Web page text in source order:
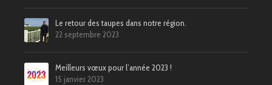
Le retour des taupes dans notre région.
22 septembre 2023
Meilleurs vœux pour l’année 2023 !
15 janvier 2023